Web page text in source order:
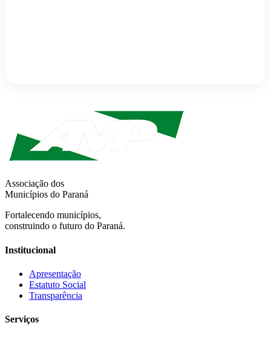
Associação dos
Municípios do Paraná
Fortalecendo municípios,
construindo o futuro do Paraná.
Institucional
Apresentação
Estatuto Social
Transparência
Serviços